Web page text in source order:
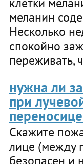
меланин
Несколько
спокойно
переживать,
нужна ли
при
Скажите
лице (между
безопасен и